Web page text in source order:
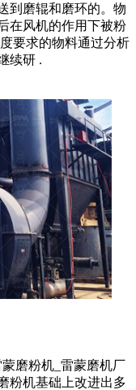
到磨辊和磨环的。物
在风机的作用下被粉
要求的物料通过分析
续研 .
磨粉机_雷蒙磨机厂
粉机基础上改进出多